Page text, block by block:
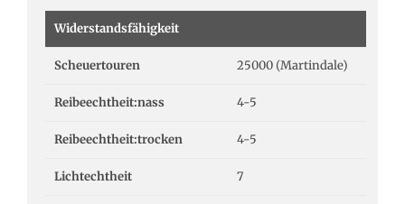
Widerstandsfähigkeit
Scheuertouren 25000 (Martindale)
Reibeechtheit:nass 4-5
Reibeechtheit:trocken 4-5
Lichtechtheit 7